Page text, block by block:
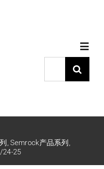
索：
Semrock产品系列
24-25